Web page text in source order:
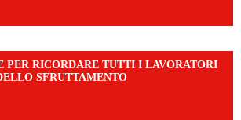
PER RICORDARE TUTTI I LAVORATORI
SFRUTTAMENTO